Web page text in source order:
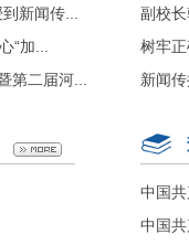
新闻传...
“加...
第二届河...
副校
树牢
新闻
中国
中国